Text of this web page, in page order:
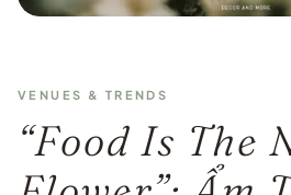
VENUES & TRENDS
“Food Is The